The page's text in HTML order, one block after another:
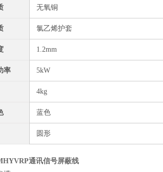
无氧铜
氯乙烯护套
1.2mm
率 5kW
4kg
蓝色
圆形
通讯信号屏蔽线